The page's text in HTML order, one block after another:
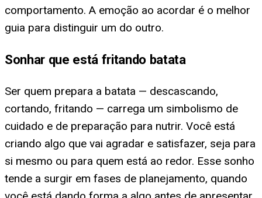
comportamento. A emoção ao acordar é o melhor
guia para distinguir um do outro.
Sonhar que está fritando batata
Ser quem prepara a batata — descascando,
cortando, fritando — carrega um simbolismo de
cuidado e de preparação para nutrir. Você está
criando algo que vai agradar e satisfazer, seja para
si mesmo ou para quem está ao redor. Esse sonho
tende a surgir em fases de planejamento, quando